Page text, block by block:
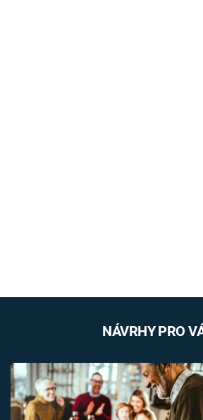
NÁVRHY PRO